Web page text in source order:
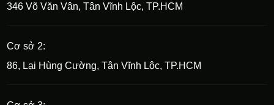
346 Võ Văn Vân, Tân Vĩnh Lộc, TP.HCM
Cơ sở 2:
86, Lại Hùng Cường, Tân Vĩnh Lộc, TP.HCM